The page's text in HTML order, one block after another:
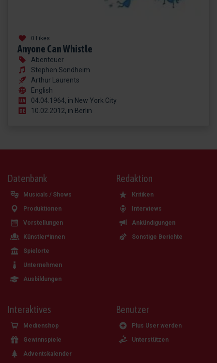
0 Likes
Anyone Can Whistle
Abenteuer
Stephen Sondheim
Arthur Laurents
English
04.04.1964, in New York City
10.02.2012, in Berlin
Datenbank
Musicals / Shows
Produktionen
Vorstellungen
Künstler*innen
Spielorte
Unternehmen
Ausbildungen
Redaktion
Kritiken
Interviews
Ankündigungen
Sonstige Berichte
Interaktives
Medienshop
Gewinnspiele
Adventskalender
Benutzer
Plus User werden
Unterstützen